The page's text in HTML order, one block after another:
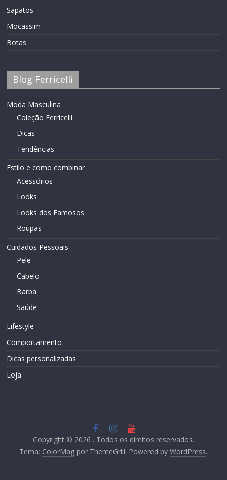
Sapatos
Mocassim
Botas
Blog Ferricelli
Moda Masculina
Coleção Ferricelli
Dicas
Tendências
Estilo e como combinar
Acessórios
Looks
Looks dos Famosos
Roupas
Cuidados Pessoais
Pele
Cabelo
Barba
Saúde
Lifestyle
Comportamento
Dicas personalizadas
Loja
Copyright © 2026 . Todos os direitos reservados.
Tema: ColorMag por ThemeGrill. Powered byWordPress.